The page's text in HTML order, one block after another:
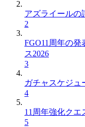
アズライールの
2
FGO11周年の発
ス2026
3
ガチャスケジュ
4
11周年強化クエ
5